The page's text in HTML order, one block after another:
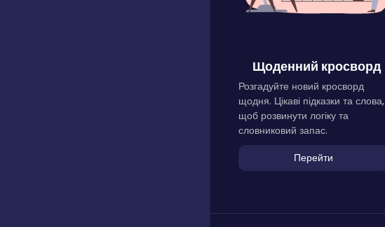
Щоденний кросворд
Розгадуйте новий кросворд
щодня. Цікаві підказки та слова,
щоб розвинути логіку та
словниковий запас.
Перейти